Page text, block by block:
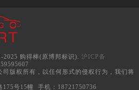
购得棒(原博邦标识). 沪ICP备
版权所有，以任何形式的侵权行为，我们将
175号15幢 手机：18721750736